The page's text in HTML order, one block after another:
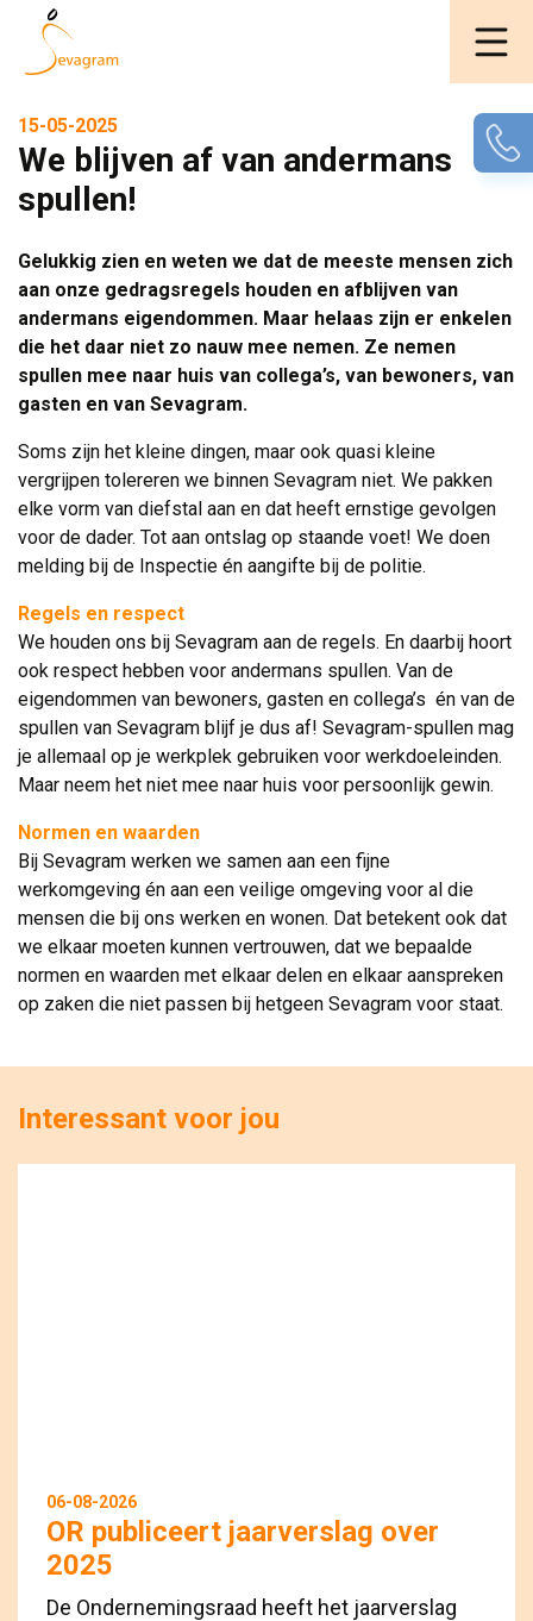
15-05-2025
We blijven af van andermans
spullen!
Gelukkig zien en weten we dat de meeste mensen zich
aan onze gedragsregels houden en afblijven van
andermans eigendommen. Maar helaas zijn er enkelen
die het daar niet zo nauw mee nemen. Ze nemen
spullen mee naar huis van collega’s, van bewoners, van
gasten en van Sevagram.
Soms zijn het kleine dingen, maar ook quasi kleine
vergrijpen tolereren we binnen Sevagram niet. We pakken
elke vorm van diefstal aan en dat heeft ernstige gevolgen
voor de dader. Tot aan ontslag op staande voet! We doen
melding bij de Inspectie én aangifte bij de politie.
Regels en respect
We houden ons bij Sevagram aan de regels. En daarbij hoort
ook respect hebben voor andermans spullen. Van de
eigendommen van bewoners, gasten en collega’s én van de
spullen van Sevagram blijf je dus af! Sevagram-spullen mag
je allemaal op je werkplek gebruiken voor werkdoeleinden.
Maar neem het niet mee naar huis voor persoonlijk gewin.
Normen en waarden
Bij Sevagram werken we samen aan een fijne
werkomgeving én aan een veilige omgeving voor al die
mensen die bij ons werken en wonen. Dat betekent ook dat
we elkaar moeten kunnen vertrouwen, dat we bepaalde
normen en waarden met elkaar delen en elkaar aanspreken
op zaken die niet passen bij hetgeen Sevagram voor staat.
Interessant voor jou
06-08-2026
OR publiceert jaarverslag over
2025
De Ondernemingsraad heeft het jaarverslag